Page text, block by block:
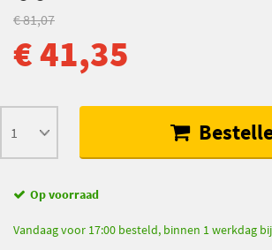
€ 81,07
€ 41,35
Op voorraad
Vandaag voor 17:00 besteld, binnen 1 werkdag